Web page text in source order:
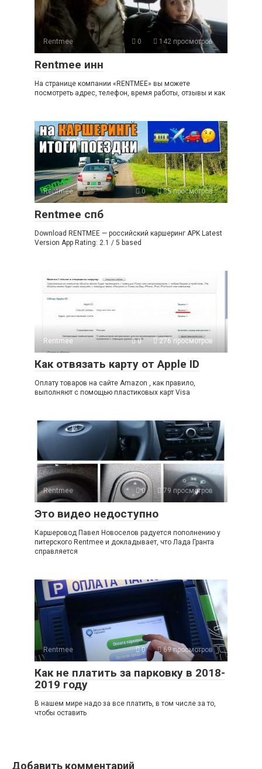
Rentmee 0 142 просмотров
Rentmee инн
На странице компании «RENTMEE» вы можете
посмотреть адрес, телефон, время работы, отзывы и как
Rentmee 0 85 просмотров
Rentmee спб
Download RENTMEE — российский каршеринг APK Latest
Version App Rating: 2.1 / 5 based
Rentmee 0 276 просмотров
Как отвязать карту от Apple ID
Оплату товаров на сайте Amazon , как правило,
выполняют с помощью пластиковых карт Visa
Rentmee 0 79 просмотров
Это видео недоступно
Каршеровод Павел Новоселов радуется пополнению у
питерского Rentmee и докладывает, что Лада Гранта
справляется
Rentmee 0 69 просмотров
Как не платить за парковку в 2018-
2019 году
В нашем мире надо за все платить, в том числе за то,
чтобы оставить
Добавить комментарий